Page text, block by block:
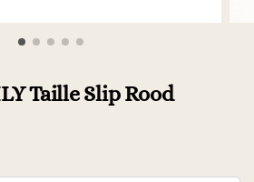
Taille Slip Rood